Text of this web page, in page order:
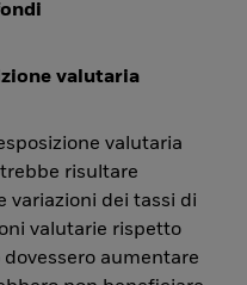
valutaria
valutaria
risultare
variazioni dei tassi di
valutarie rispetto
aumentare